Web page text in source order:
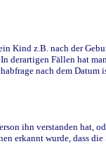
Kind z.B. nach der
Fällen hat
nach dem
ihn verstanden hat,
erkannt wurde, dass